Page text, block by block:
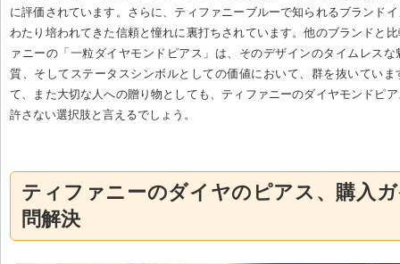
に評価されています。さらに、ティファニーブルーで知られるブランド
わたり培われてきた信頼と憧れに裏打ちされています。他のブランドと
ァニーの「一粒ダイヤモンドピアス」は、そのデザインのタイムレス
質、そしてステータスシンボルとしての価値において、群を抜いていま
て、また大切な人への贈り物としても、ティファニーのダイヤモンドピ
許さない選択肢と言えるでしょう。
ティファニーのダイヤのピアス、購入
問解決